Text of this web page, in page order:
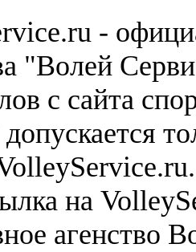
-
"Волей
с сайта
на
агенство